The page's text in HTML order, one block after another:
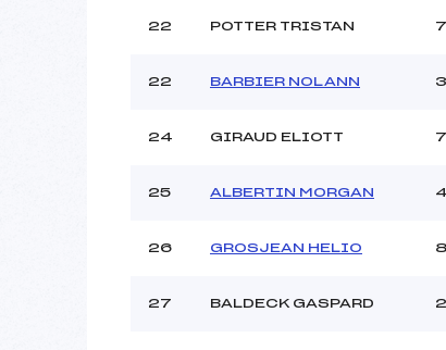
22 POTTER TRISTAN 7
22 BARBIER NOLANN
24 GIRAUD ELIOTT
25 ALBERTIN MORGAN
26 GROSJEAN HELIO 8
27 BALDECK GASPARD